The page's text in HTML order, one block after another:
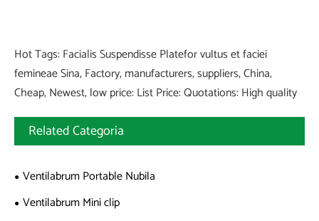
Hot Tags: Facialis Suspendisse Platefor vultus et faciei
femineae Sina, Factory, manufacturers, suppliers, China,
Cheap, Newest, low price: List Price: Quotations: High quality
Related Categoria
Ventilabrum Portable Nubila
Ventilabrum Mini clip